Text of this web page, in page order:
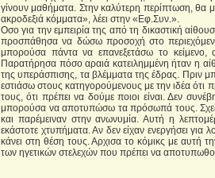
γίνουν μαθήματα. Στην καλύτερη περίπτωση, θα
ακροδεξιά κόμματα», λέει στην «Εφ.Συν.».
Οσο για την εμπειρία της από τη δικαστική
προσπάθησα να δώσω προσοχή στο
μπορούσα πάντα να επανεξετάσω το
Παρατήρησα πόσο αραιά κατειλημμένη ήταν η
της υπεράσπισης, τα βλέμματα της έδρας. Πριν
εστιάσω στους κατηγορούμενους με την ιδέα
τους, ότι πρέπει να δούμε ποιοι είναι. Δεν
μπορούσα να αποτυπώσω τα πρόσωπά τους.
και παρέμειναν στην ανωνυμία. Αυτή η
εκάστοτε χτυπήματα. Αν δεν είχαν ενεργήσει
κάνει στη θέση τους. Αρχισα το κόμικς με αυτή
των ηγετικών στελεχών που πρέπει να